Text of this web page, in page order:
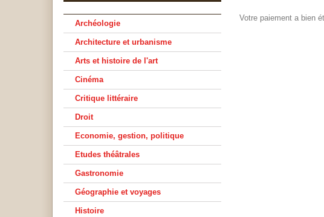
Archéologie
Architecture et urbanisme
Arts et histoire de l'art
Cinéma
Critique littéraire
Droit
Economie, gestion, politique
Etudes théâtrales
Gastronomie
Géographie et voyages
Histoire
Votre paiement a bien